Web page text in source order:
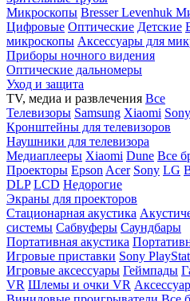
Микроскопы BresserLevenhuk
Цифровые Оптические Детские
микроскопы Аксессуары для
Приборы ночного видения
Оптические дальномеры
Уход и защита
TV, медиа и развлечения Все
Телевизоры Samsung Xiaomi Sony
Кронштейны для телевизоров
Наушники для телевизора
Медиаплееры Xiaomi Dune Все
Проекторы Epson Acer Sony LG
DLP LCD Недорогие
Экраны для проекторов
Стационарная акустика
системы Сабвуферы Саундбары
Портативная акустика
Игровые приставки Sony
Игровые аксессуары Геймпады
VR Шлемы и очки VR